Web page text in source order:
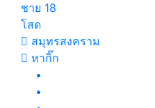
ชาย 18
โสด
สมุทรสงคราม
หากิ๊ก